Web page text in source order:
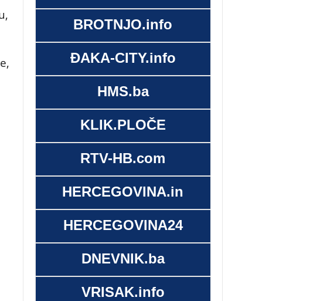
BROTNJO.info
ĐAKA-CITY.info
HMS.ba
KLIK.PLOČE
RTV-HB.com
HERCEGOVINA.in
HERCEGOVINA24
DNEVNIK.ba
VRISAK.info